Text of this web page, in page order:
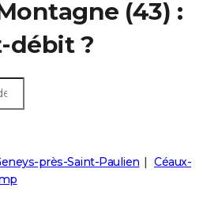
(43) :
débit ?
près-Saint-Paulien
Céaux-